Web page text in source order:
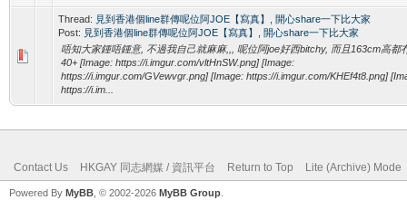
Thread: 見到香港個line群傳呢位阿JOE【寫真】, 開心share一下比大家
Post: 見到香港個line群傳呢位阿JOE【寫真】, 開心share一下比大家
唔知大家鍾唔鍾意, 不過我自己就麻麻,,, 呢位阿joe好西bitchy, 而且163cm高都
40+ [Image: https://i.imgur.com/vltHnSW.png] [Image:
https://i.imgur.com/GVewvgr.png] [Image: https://i.imgur.com/KHEf4t8.png]
https://i.im...
Contact Us HKGAY 同志網媒 / 資訊平台 Return to Top Lite (Archive) Mode
Powered By MyBB , © 2002-2026 MyBB Group